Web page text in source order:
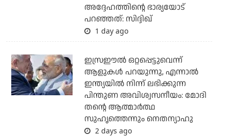
അദ്ദേഹത്തിന്റെ ഭാര്യയോട്
പറഞ്ഞത്: സിദ്ദിഖ്
1 day ago
ഇസ്രഈല്‍ ഒറ്റപ്പെട്ടുവെന്ന്
ആളുകള്‍ പറയുന്നു, എന്നാല്‍
ഇന്ത്യയില്‍ നിന്ന് ലഭിക്കുന്ന
പിന്തുണ അവിശ്വസനീയം: മോദി
തന്റെ ആത്മാര്‍ത്ഥ
സുഹൃത്തെന്നും നെതന്യാഹു
2 days ago